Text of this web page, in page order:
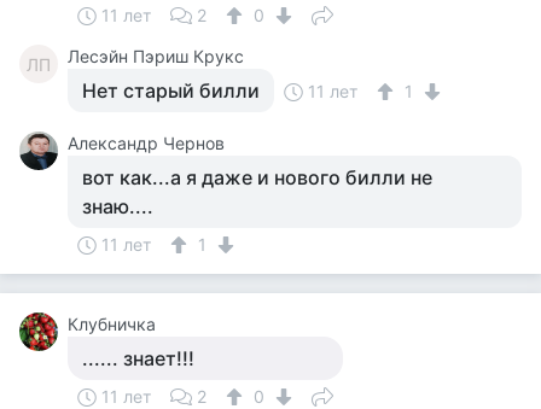
11 лет 2 0
ЛП Лесэйн Пэриш Крукс
Нет старый билли 11 лет 1
Александр Чернов
вот как...а я даже и нового билли не
знаю....
11 лет 1
Клубничка
...... знает!!!
11 лет 2 0